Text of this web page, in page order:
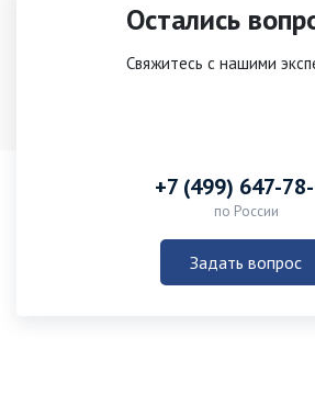
Остались
Свяжитесь с нашими
+7 (499) 647-
по России
Задать вопрос